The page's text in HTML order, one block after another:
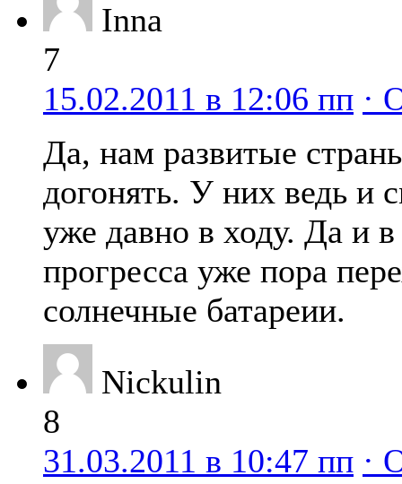
Inna
7
15.02.2011 в 12:06 пп ·
Да, нам развитые
догонять. У них ведь и
уже давно в ходу. Да и в
прогресса уже пора
солнечные батареии.
Nickulin
8
31.03.2011 в 10:47 пп ·